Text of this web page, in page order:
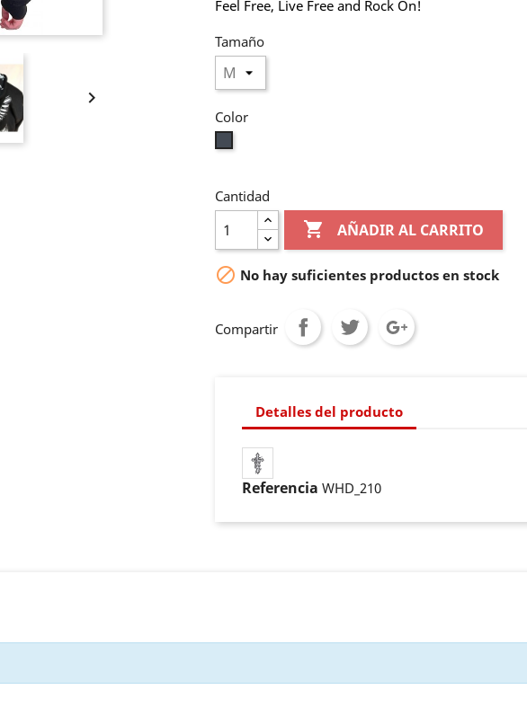

Feel Free, Live Free and Rock On!
Tamaño
Color
Cantidad
 AÑADIR AL CARRITO
 No hay suficientes productos en stock
Compartir
Detalles del producto
Referencia WHD_210